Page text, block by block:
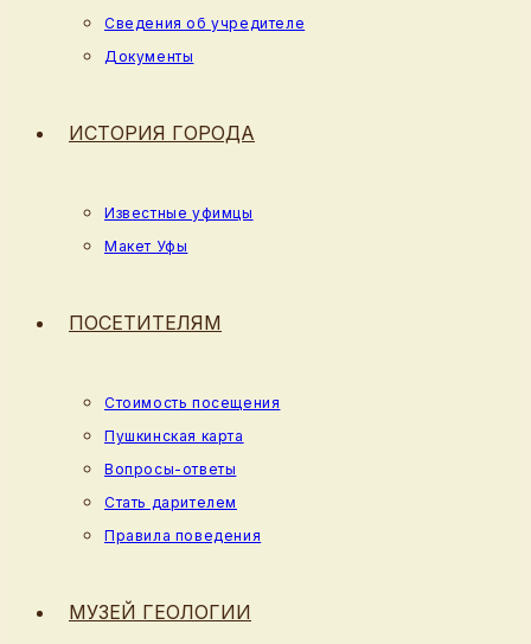
Сведения об учредителе
Документы
ИСТОРИЯ ГОРОДА
Известные уфимцы
Макет Уфы
ПОСЕТИТЕЛЯМ
Стоимость посещения
Пушкинская карта
Вопросы-ответы
Стать дарителем
Правила поведения
МУЗЕЙ ГЕОЛОГИИ